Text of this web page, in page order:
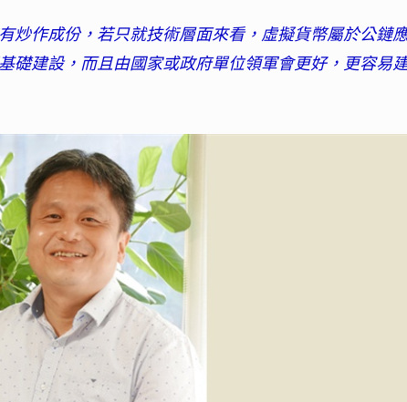
炒作成份，若只就技術層面來看，虛擬貨幣屬於公鏈
礎建設，而且由國家或政府單位領軍會更好，更容易